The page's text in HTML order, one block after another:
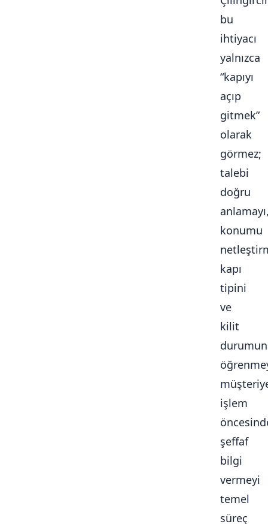
bu
ihtiyacı
yalnızca
“kapıyı
açıp
gitmek”
olarak
görmez;
talebi
doğru
konumu
kapı
tipini
ve
kilit
işlem
şeffaf
bilgi
vermeyi
temel
süreç